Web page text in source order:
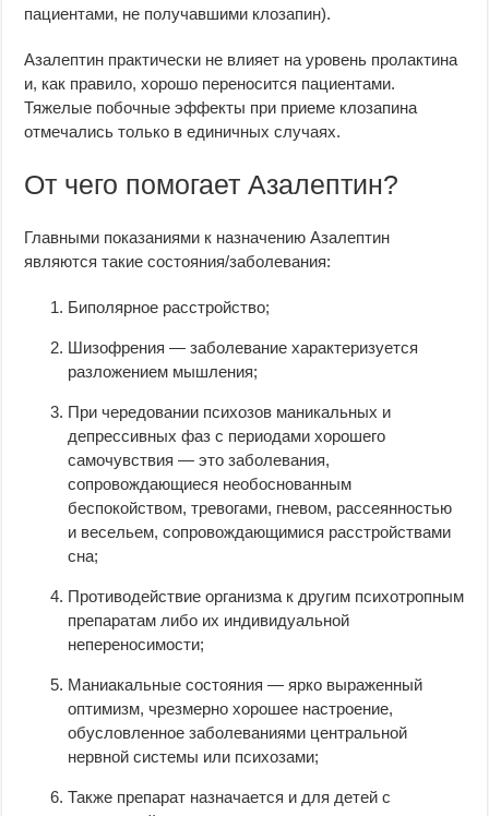
пациентами, не получавшими клозапин).
Азалептин практически не влияет на уровень пролактина
и, как правило, хорошо переносится пациентами.
Тяжелые побочные эффекты при приеме клозапина
отмечались только в единичных случаях.
От чего помогает Азалептин?
Главными показаниями к назначению Азалептин
являются такие состояния/заболевания:
Биполярное расстройство;
Шизофрения — заболевание характеризуется
разложением мышления;
При чередовании психозов маникальных и
депрессивных фаз с периодами хорошего
самочувствия — это заболевания,
сопровождающиеся необоснованным
беспокойством, тревогами, гневом, рассеянностью
и весельем, сопровождающимися расстройствами
сна;
Противодействие организма к другим психотропным
препаратам либо их индивидуальной
непереносимости;
Маниакальные состояния — ярко выраженный
оптимизм, чрезмерно хорошее настроение,
обусловленное заболеваниями центральной
нервной системы или психозами;
Также препарат назначается и для детей с